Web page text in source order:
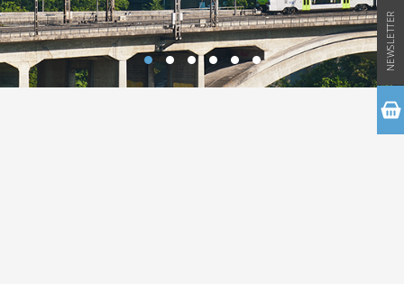
NEWSLETTER